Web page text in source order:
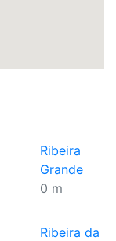
Ribeira
Grande
0 m
Ribeira da